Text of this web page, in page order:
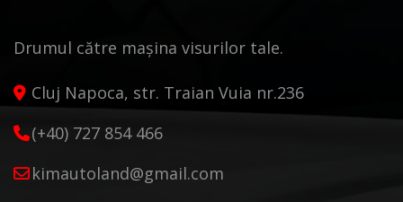
Drumul către mașina visurilor tale.
Cluj Napoca, str. Traian Vuia nr.236
(+40) 727 854 466
kimautoland@gmail.com